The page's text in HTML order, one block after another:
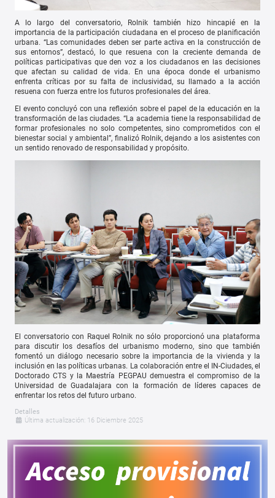
A lo largo del conversatorio, Rolnik también hizo hincapié en la
importancia de la participación ciudadana en el proceso de planificación
urbana. “Las comunidades deben ser parte activa en la construcción de
sus entornos”, destacó, lo que resuena con la creciente demanda de
políticas participativas que den voz a los ciudadanos en las decisiones
que afectan su calidad de vida. En una época donde el urbanismo
enfrenta críticas por su falta de inclusividad, su llamado a la acción
resuena con fuerza entre los futuros profesionales del área.
El evento concluyó con una reflexión sobre el papel de la educación en la
transformación de las ciudades. “La academia tiene la responsabilidad de
formar profesionales no solo competentes, sino comprometidos con el
bienestar social y ambiental”, finalizó Rolnik, dejando a los asistentes con
un sentido renovado de responsabilidad y propósito.
El conversatorio con Raquel Rolnik no sólo proporcionó una plataforma
para discutir los desafíos del urbanismo moderno, sino que también
fomentó un diálogo necesario sobre la importancia de la vivienda y la
inclusión en las políticas urbanas. La colaboración entre el IN-Ciudades, el
Doctorado CTS y la Maestría PEGPAU demuestra el compromiso de la
Universidad de Guadalajara con la formación de líderes capaces de
enfrentar los retos del futuro urbano.
Detalles
Última actualización: 16 Diciembre 2025